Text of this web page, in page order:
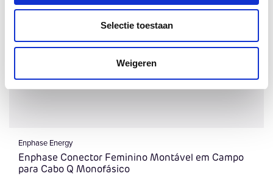
Selectie toestaan
Weigeren
Enphase Energy
Enphase Conector Feminino Montável em Campo
para Cabo Q Monofásico